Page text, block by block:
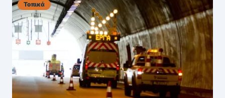
Τοπικά